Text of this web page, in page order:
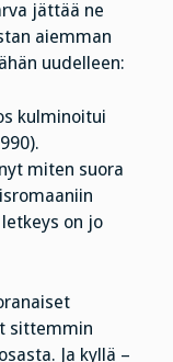
jättää ne
aiemman
uudelleen:
kulminoitui
miten suora
on jo
sittemmin
Ja kyllä –